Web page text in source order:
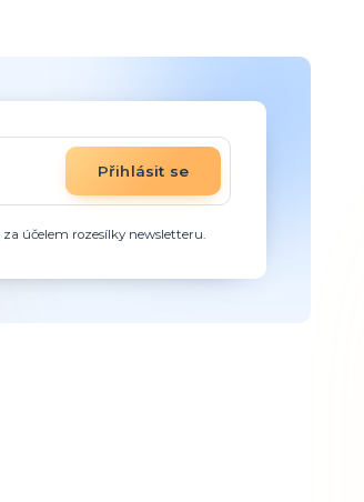
Přihlásit se
za účelem rozesílky newsletteru.